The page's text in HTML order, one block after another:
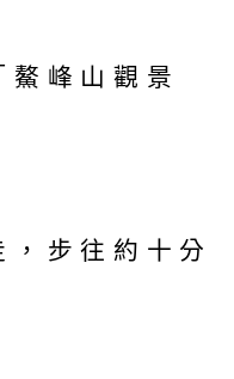
鰲峰山觀景
，步往約十分